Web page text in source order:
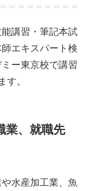
講習・筆記本試
エキスパート検
ー東京校で講習
。
業、就職先
水産加工業、魚